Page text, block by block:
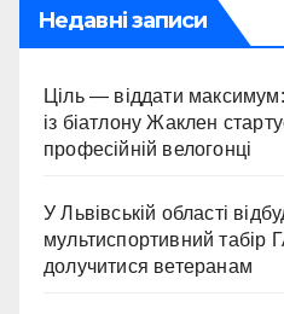
Недавні записи
Ціль — віддати
із біатлону Жаклен
професійній велогонці
У Львівській області
мультиспортивний табір
долучитися ветеранам